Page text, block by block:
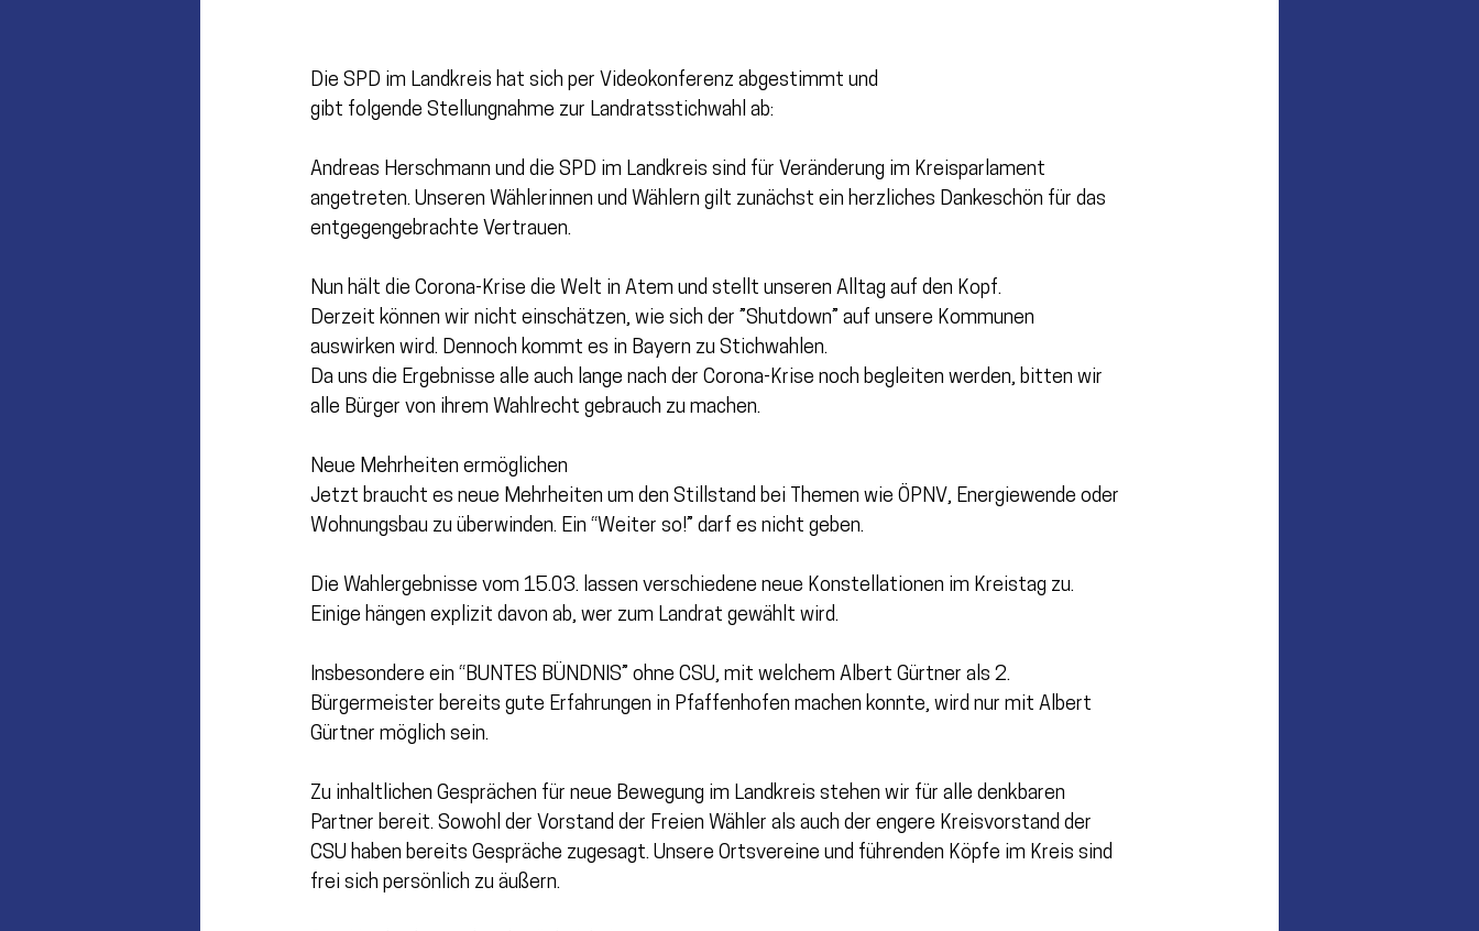
Die SPD im Landkreis hat sich per Videokonferenz abgestimmt und
gibt folgende Stellungnahme zur Landratsstichwahl ab:
Andreas Herschmann und die SPD im Landkreis sind für Veränderung im Kreisparlament
angetreten. Unseren Wählerinnen und Wählern gilt zunächst ein herzliches Dankeschön für das
entgegengebrachte Vertrauen.
Nun hält die Corona-Krise die Welt in Atem und stellt unseren Alltag auf den Kopf.
Derzeit können wir nicht einschätzen, wie sich der ”Shutdown” auf unsere Kommunen
auswirken wird. Dennoch kommt es in Bayern zu Stichwahlen.
Da uns die Ergebnisse alle auch lange nach der Corona-Krise noch begleiten werden, bitten wir
alle Bürger von ihrem Wahlrecht gebrauch zu machen.
Neue Mehrheiten ermöglichen
Jetzt braucht es neue Mehrheiten um den Stillstand bei Themen wie ÖPNV, Energiewende oder
Wohnungsbau zu überwinden. Ein “Weiter so!” darf es nicht geben.
Die Wahlergebnisse vom 15.03. lassen verschiedene neue Konstellationen im Kreistag zu.
Einige hängen explizit davon ab, wer zum Landrat gewählt wird.
Insbesondere ein “BUNTES BÜNDNIS” ohne CSU, mit welchem Albert Gürtner als 2.
Bürgermeister bereits gute Erfahrungen in Pfaffenhofen machen konnte, wird nur mit Albert
Gürtner möglich sein.
Zu inhaltlichen Gesprächen für neue Bewegung im Landkreis stehen wir für alle denkbaren
Partner bereit. Sowohl der Vorstand der Freien Wähler als auch der engere Kreisvorstand der
CSU haben bereits Gespräche zugesagt. Unsere Ortsvereine und führenden Köpfe im Kreis sind
frei sich persönlich zu äußern.